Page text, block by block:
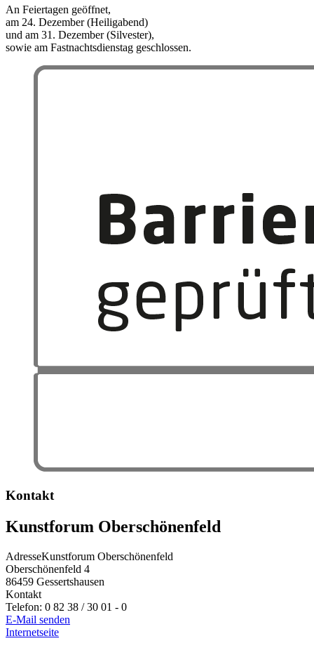
An Feiertagen geöffnet,
am 24. Dezember (Heiligabend)
und am 31. Dezember (Silvester),
sowie am Fastnachtsdienstag geschlossen.
Kontakt
Kunstforum Oberschönenfeld
AdresseKunstforum Oberschönenfeld
Oberschönenfeld 4
86459 Gessertshausen
Kontakt
Telefon: 0 82 38 / 30 01 - 0
E-Mail senden
Internetseite